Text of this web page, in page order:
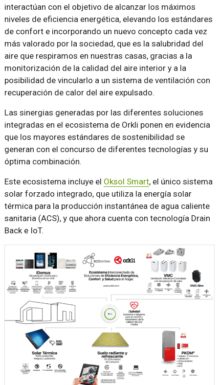
interactúan con el objetivo de alcanzar los máximos
niveles de eficiencia energética, elevando los estándares
de confort e incorporando un nuevo concepto cada vez
más valorado por la sociedad, que es la salubridad del
aire que respiramos en nuestras casas, gracias a la
monitorización de la calidad del aire interior y a la
posibilidad de vincularlo a un sistema de ventilación con
recuperación de calor del aire expulsado.
Las sinergias generadas por las diferentes soluciones
integradas en el ecosistema de Orkli ponen en evidencia
que los mayores estándares de sostenibilidad se
generan con el concurso de diferentes tecnologías y su
óptima combinación.
Este ecosistema incluye el Oksol Smart, el único sistema
solar forzado integrado, que utiliza la energía solar
térmica para la producción instantánea de agua caliente
sanitaria (ACS), y que ahora cuenta con tecnología Drain
Back e IoT.